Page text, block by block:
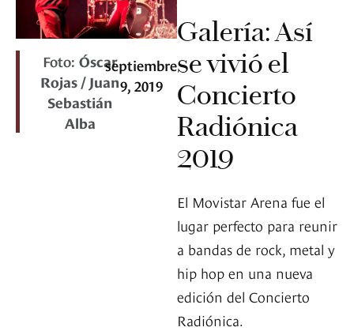
Foto: Óscar
Rojas / Juan
Sebastián
Alba
septiembre
9, 2019
Galería: Así
se vivió el
Concierto
Radiónica
2019
El Movistar Arena fue el
lugar perfecto para reunir
a bandas de rock, metal y
hip hop en una nueva
edición del Concierto
Radiónica.